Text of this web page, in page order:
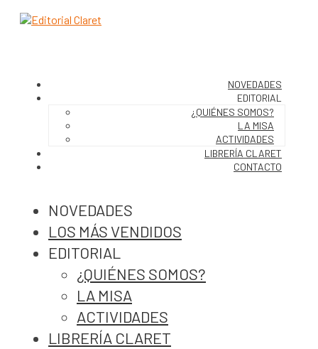
NOVEDADES
EDITORIAL
¿QUIÉNES SOMOS?
LA MISA
ACTIVIDADES
LIBRERÍA CLARET
CONTACTO
NOVEDADES
LOS MÁS VENDIDOS
EDITORIAL
¿QUIÉNES SOMOS?
LA MISA
ACTIVIDADES
LIBRERÍA CLARET